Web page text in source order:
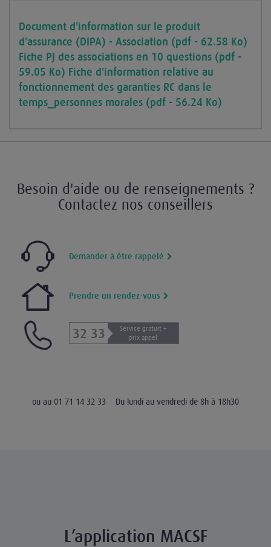
Document d'information sur le produit
d'assurance (DIPA) - Association (pdf - 62.58 Ko)
Fiche PJ des associations en 10 questions (pdf -
59.05 Ko) Fiche d'information relative au
fonctionnement des garanties RC dans le
temps_personnes morales (pdf - 56.24 Ko)
Besoin d'aide ou de renseignements ?
Contactez nos conseillers
Demander à être rappelé
Prendre un rendez-vous
32 33
Service gratuit +
prix appel
ou au 01 71 14 32 33 Du lundi au vendredi de 8h à 18h30
L’application MACSF